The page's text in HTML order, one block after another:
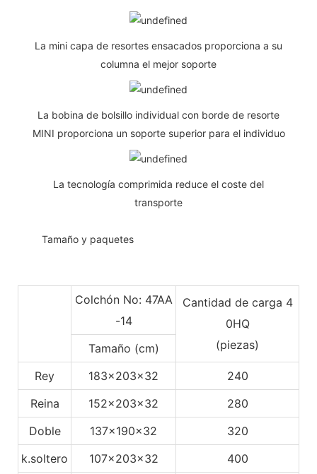
La mini capa de resortes ensacados proporciona a su
columna el mejor soporte
La bobina de bolsillo individual con borde de resorte
MINI proporciona un soporte superior para el individuo
La tecnología comprimida reduce el coste del
transporte
Tamaño y paquetes
Colchón No: 47AA
-14
Cantidad de carga 4
0HQ
(piezas)
Tamaño (cm)
Rey
183x203x32
240
Reina
152x203x32
280
Doble
137x190x32
320
k.soltero
107x203x32 400